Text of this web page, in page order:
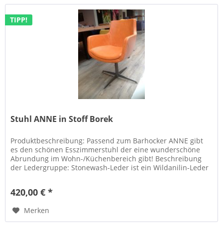
TIPP!
Stuhl ANNE in Stoff Borek
Produktbeschreibung: Passend zum Barhocker ANNE gibt
es den schönen Esszimmerstuhl der eine wunderschöne
Abrundung im Wohn-/Küchenbereich gibt! Beschreibung
der Ledergruppe: Stonewash-Leder ist ein Wildanilin-Leder
420,00 € *
Merken